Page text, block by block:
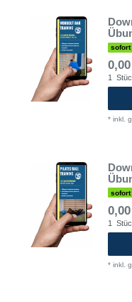
sofort
1
* inkl.
sofort
1
* inkl.